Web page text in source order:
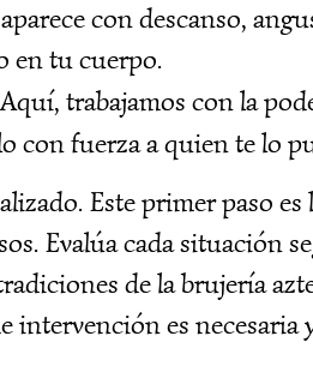
con descanso,
en tu cuerpo.
Aquí, trabajamos con la
con fuerza a quien te lo
Este primer paso es
Evalúa cada situación
de la brujería
intervención es necesaria